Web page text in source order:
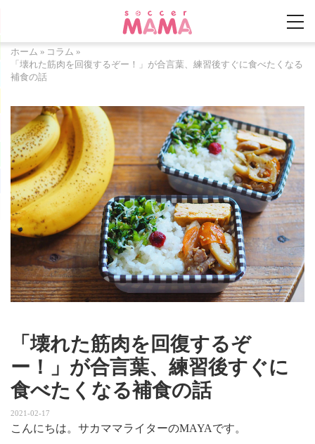
ホーム » コラム »
「壊れた筋肉を回復するぞー！」が合言葉、練習後すぐに食べたくなる
補食の話
「壊れた筋肉を回復するぞ
ー！」が合言葉、練習後すぐに
食べたくなる補食の話
2021-02-17
こんにちは。サカママライターのMAYAです。